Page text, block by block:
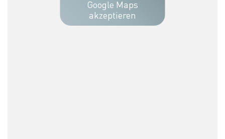
Google Maps
akzeptieren